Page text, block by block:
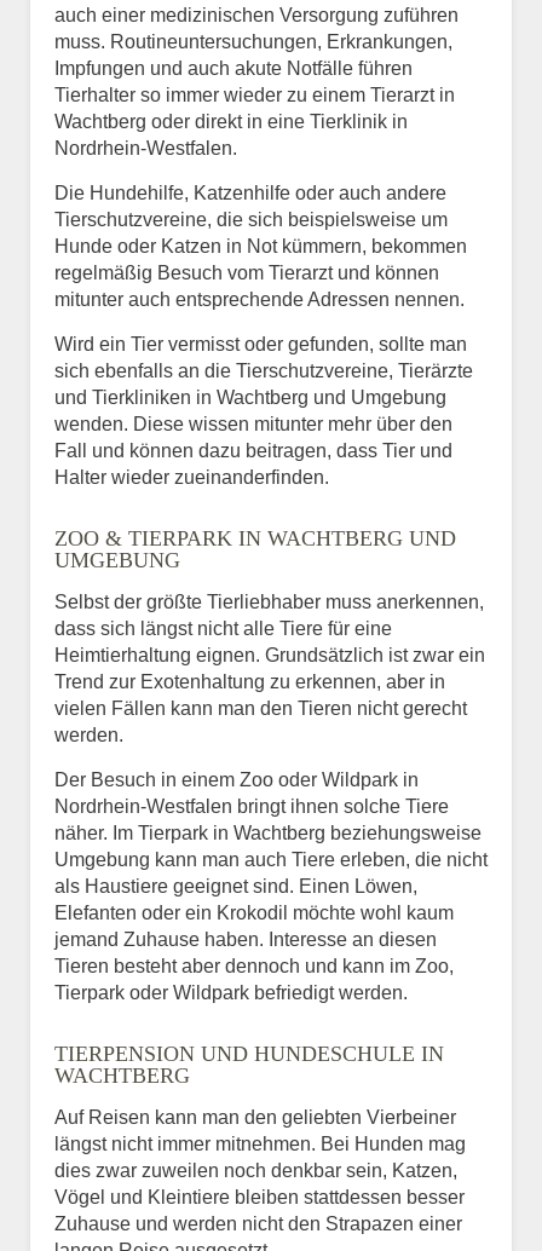
auch einer medizinischen Versorgung zuführen
muss. Routineuntersuchungen, Erkrankungen,
Impfungen und auch akute Notfälle führen
Tierhalter so immer wieder zu einem Tierarzt in
Wachtberg oder direkt in eine Tierklinik in
Nordrhein-Westfalen.
Die Hundehilfe, Katzenhilfe oder auch andere
Tierschutzvereine, die sich beispielsweise um
Hunde oder Katzen in Not kümmern, bekommen
regelmäßig Besuch vom Tierarzt und können
mitunter auch entsprechende Adressen nennen.
Wird ein Tier vermisst oder gefunden, sollte man
sich ebenfalls an die Tierschutzvereine, Tierärzte
und Tierkliniken in Wachtberg und Umgebung
wenden. Diese wissen mitunter mehr über den
Fall und können dazu beitragen, dass Tier und
Halter wieder zueinanderfinden.
ZOO & TIERPARK IN WACHTBERG UND
UMGEBUNG
Selbst der größte Tierliebhaber muss anerkennen,
dass sich längst nicht alle Tiere für eine
Heimtierhaltung eignen. Grundsätzlich ist zwar ein
Trend zur Exotenhaltung zu erkennen, aber in
vielen Fällen kann man den Tieren nicht gerecht
werden.
Der Besuch in einem Zoo oder Wildpark in
Nordrhein-Westfalen bringt ihnen solche Tiere
näher. Im Tierpark in Wachtberg beziehungsweise
Umgebung kann man auch Tiere erleben, die nicht
als Haustiere geeignet sind. Einen Löwen,
Elefanten oder ein Krokodil möchte wohl kaum
jemand Zuhause haben. Interesse an diesen
Tieren besteht aber dennoch und kann im Zoo,
Tierpark oder Wildpark befriedigt werden.
TIERPENSION UND HUNDESCHULE IN
WACHTBERG
Auf Reisen kann man den geliebten Vierbeiner
längst nicht immer mitnehmen. Bei Hunden mag
dies zwar zuweilen noch denkbar sein, Katzen,
Vögel und Kleintiere bleiben stattdessen besser
Zuhause und werden nicht den Strapazen einer